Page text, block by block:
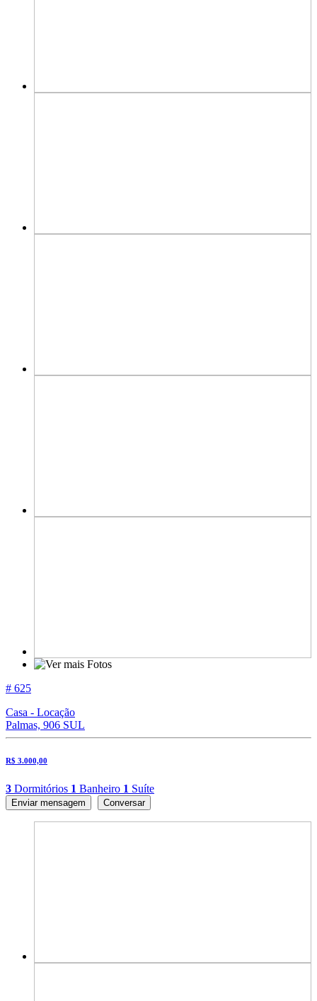
# 625
Casa - Locação
Palmas, 906 SUL
R$ 3.000,00
3 Dormitórios 1 Banheiro 1 Suíte
Enviar mensagem Conversar